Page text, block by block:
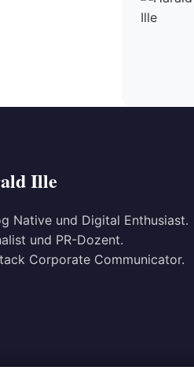
Ille
Native und Digital Enthusiast.
und PR-Dozent.
Corporate Communicator.